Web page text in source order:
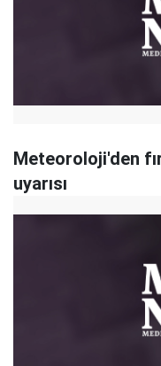
Meteoroloji'den
uyarısı